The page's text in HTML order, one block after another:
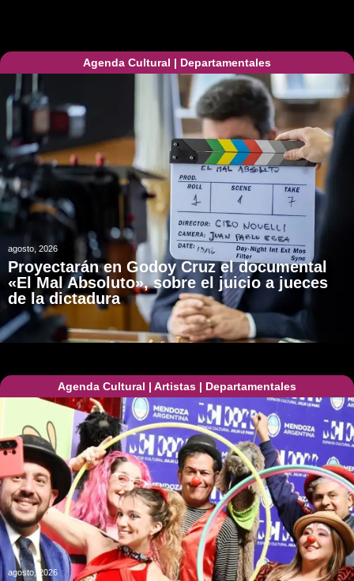
Agenda Cultural | Departamentales
agosto, 2026
Proyectarán en Godoy Cruz el documental
«El Mal Absoluto», sobre el juicio a jueces
de la dictadura
Agenda Cultural | Artistas | Departamentales
agosto, 2026